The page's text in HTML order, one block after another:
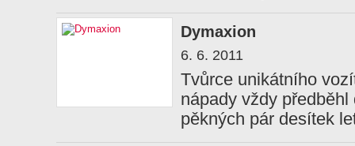
Dymaxion
6. 6. 2011
Tvůrce unikátního
nápady vždy
pěkných pár desítek